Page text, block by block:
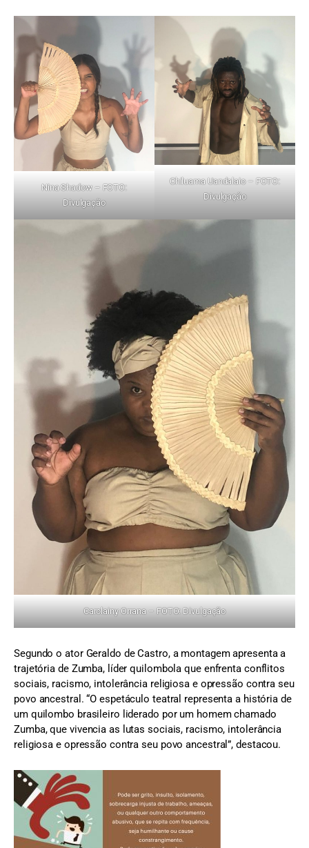
Nina Shadow – FOTO:
Divulgação
Chiluama Uandalaio – FOTO:
Divulgação
Carolainy Orrana – FOTO: Divulgação
Segundo o ator Geraldo de Castro, a montagem apresenta a
trajetória de Zumba, líder quilombola que enfrenta conflitos
sociais, racismo, intolerância religiosa e opressão contra seu
povo ancestral. “O espetáculo teatral representa a história de
um quilombo brasileiro liderado por um homem chamado
Zumba, que vivencia as lutas sociais, racismo, intolerância
religiosa e opressão contra seu povo ancestral”, destacou.